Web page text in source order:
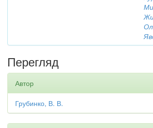
Перегляд
Автор
Грубинко, В. В.